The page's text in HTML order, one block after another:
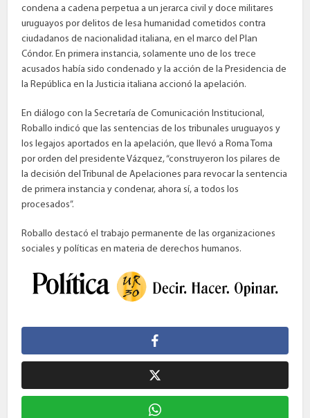
condena a cadena perpetua a un jerarca civil y doce militares
uruguayos por delitos de lesa humanidad cometidos contra
ciudadanos de nacionalidad italiana, en el marco del Plan
Cóndor. En primera instancia, solamente uno de los trece
acusados había sido condenado y la acción de la Presidencia de
la República en la Justicia italiana accionó la apelación.
En diálogo con la Secretaría de Comunicación Institucional,
Roballo indicó que las sentencias de los tribunales uruguayos y
los legajos aportados en la apelación, que llevó a Roma Toma
por orden del presidente Vázquez, “construyeron los pilares de
la decisión del Tribunal de Apelaciones para revocar la sentencia
de primera instancia y condenar, ahora sí, a todos los
procesados”.
Roballo destacó el trabajo permanente de las organizaciones
sociales y políticas en materia de derechos humanos.